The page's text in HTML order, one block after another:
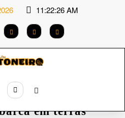
11:22:27 AM
700: Já tem data
em terras